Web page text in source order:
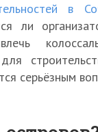
в
ли
серьёзным